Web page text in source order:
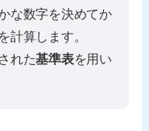
な数字を決めてか
計算します。
れた基準表を用い